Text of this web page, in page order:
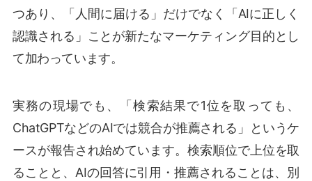
つあり、「人間に届ける」だけでなく「AIに正しく
認識される」ことが新たなマーケティング目的とし
て加わっています。
実務の現場でも、「検索結果で1位を取っても、
ChatGPTなどのAIでは競合が推薦される」というケ
ースが報告され始めています。検索順位で上位を取
ることと、AIの回答に引用・推薦されることは、別